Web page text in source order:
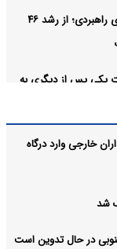
توازن میان انضباط اقتصادی و حمایت از شرکای راهبردی؛ از رشد ۴۶
یکی پس از دیگری به
تسهیل فرآیندهای
خارجی وارد درگاه
شد
در حال تدوین است